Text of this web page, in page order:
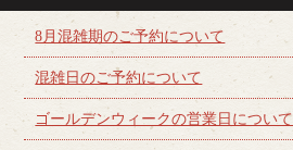
8月混雑期のご予約について
混雑日のご予約について
ゴールデンウィークの営業日について